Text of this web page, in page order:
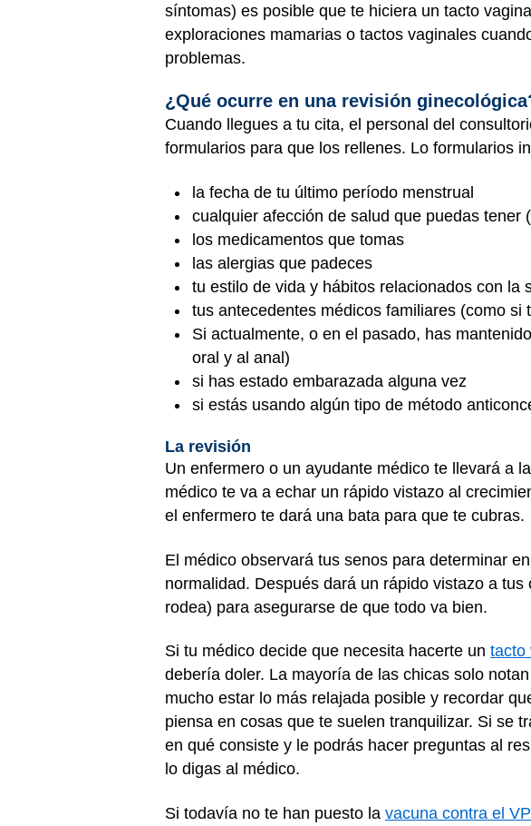
síntomas) es posible que te hiciera un tacto
exploraciones mamarias o tactos vaginales
problemas.
¿Qué ocurre en una revisión
Cuando llegues a tu cita, el personal del
formularios para que los rellenes. Lo formularios
la fecha de tu último período menstrual
cualquier afección de salud que puedas tener
los medicamentos que tomas
las alergias que padeces
tu estilo de vida y hábitos relacionados con la
tus antecedentes médicos familiares (como
Si actualmente, o en el pasado, has
oral y al anal)
si has estado embarazada alguna vez
si estás usando algún tipo de método
La revisión
Un enfermero o un ayudante médico te llevará a
médico te va a echar un rápido vistazo al
el enfermero te dará una bata para que te cubras.
El médico observará tus senos para determinar
normalidad. Después dará un rápido vistazo a
rodea) para asegurarse de que todo va bien.
Si tu médico decide que necesita hacerte un tacto
debería doler. La mayoría de las chicas solo
mucho estar lo más relajada posible y recordar
piensa en cosas que te suelen tranquilizar. Si se
en qué consiste y le podrás hacer preguntas al
lo digas al médico.
Si todavía no te han puesto la vacuna contra el